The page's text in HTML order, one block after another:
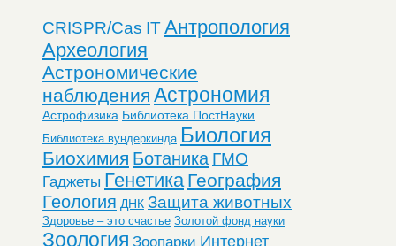
CRISPR/Cas ITАнтропология
Археология
Астрономические
наблюдения Астрономия
Астрофизика Библиотека ПостНауки
Библиотека вундеркинда Биология
Биохимия Ботаника ГМО
Гаджеты Генетика География
Геология ДНК Защита животных
Здоровье – это счастье Золотой фонд науки
Зоология Зоопарки Интернет